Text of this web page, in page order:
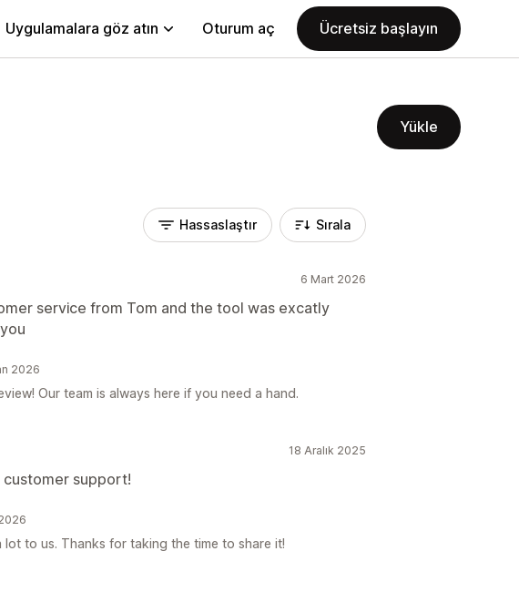
Uygulamalara göz atın Oturum aç Ücretsiz başlayın
Yükle
Hassaslaştır Sırala
6 Mart 2026
service from Tom and the tool was excatly
2026
Our team is always here if you need a hand.
18 Aralık 2025
support!
lot to us. Thanks for taking the time to share it!